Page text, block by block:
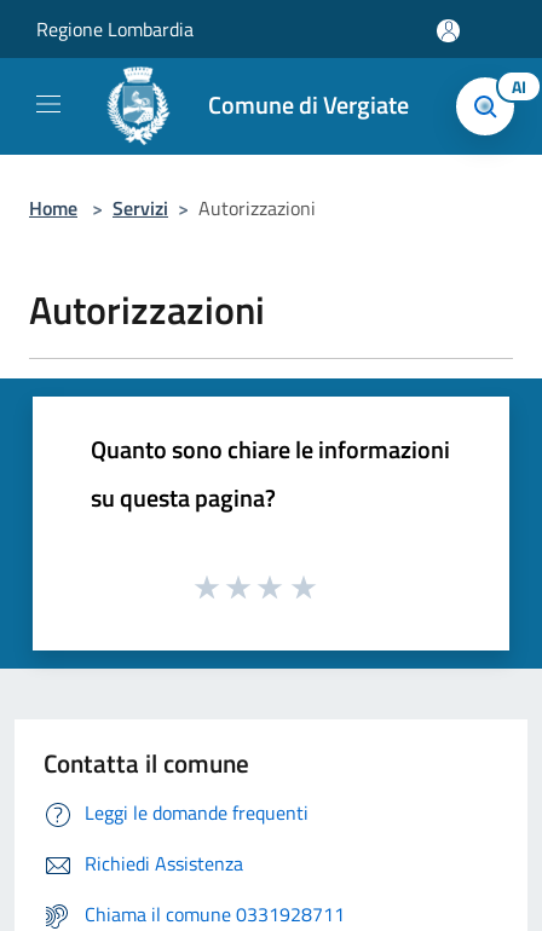
Regione Lombardia
Comune di Vergiate AI
Home > Servizi > Autorizzazioni
Autorizzazioni
Quanto sono chiare le informazioni
su questa pagina?
Contatta il comune
Leggi le domande frequenti
Richiedi Assistenza
Chiama il comune 0331928711